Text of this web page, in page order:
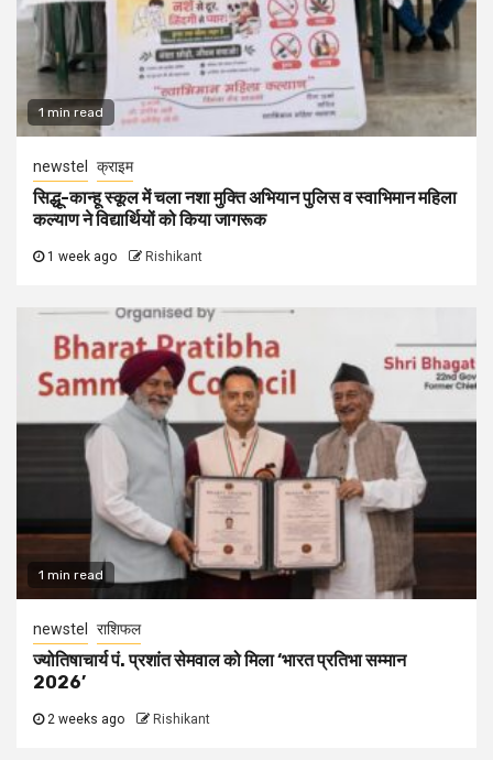
1 min read
newstel क्राइम
सिद्धू-कान्हू स्कूल में चला नशा मुक्ति अभियान पुलिस व स्वाभिमान महिला
कल्याण ने विद्यार्थियों को किया जागरूक
1 week ago Rishikant
1 min read
newstel राशिफल
ज्योतिषाचार्य पं. प्रशांत सेमवाल को मिला ‘भारत प्रतिभा सम्मान
2026’
2 weeks ago Rishikant